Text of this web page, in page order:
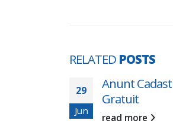
RELATED POSTS
Anunt Cadastru
Gratuit
read more